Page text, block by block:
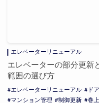
エレベーターリニューアル
エレベーターの部分更新
範囲の選び方
エレベーターリニューアル ド
マンション管理
制御更新 巻